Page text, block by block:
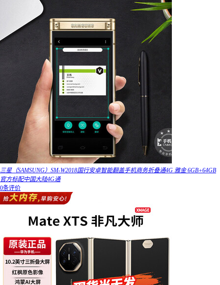
三星（SAMSUNG）SM-W2018国行安卓智能翻盖手机商务折叠通4G 雅金 6GB+64GB
官方标配中国大陆4G通
0条评价